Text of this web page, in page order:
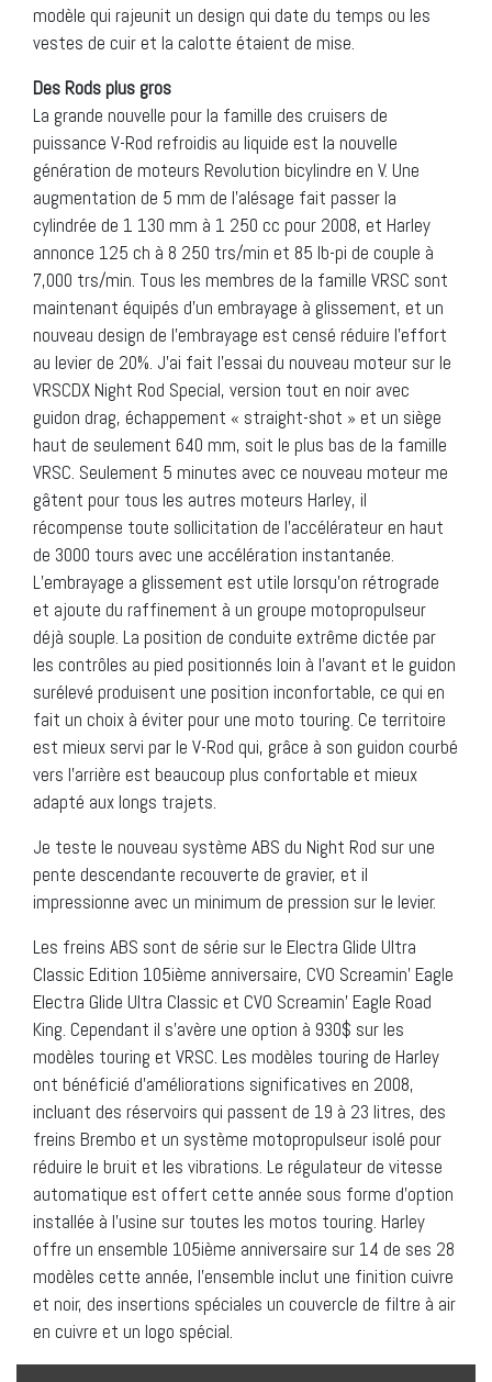
modèle qui rajeunit un design qui date du temps ou les
vestes de cuir et la calotte étaient de mise.
Des Rods plus gros
La grande nouvelle pour la famille des cruisers de
puissance V-Rod refroidis au liquide est la nouvelle
génération de moteurs Revolution bicylindre en V. Une
augmentation de 5 mm de l’alésage fait passer la
cylindrée de 1 130 mm à 1 250 cc pour 2008, et Harley
annonce 125 ch à 8 250 trs/min et 85 lb-pi de couple à
7,000 trs/min. Tous les membres de la famille VRSC sont
maintenant équipés d’un embrayage à glissement, et un
nouveau design de l’embrayage est censé réduire l’effort
au levier de 20%. J’ai fait l’essai du nouveau moteur sur le
VRSCDX Night Rod Special, version tout en noir avec
guidon drag, échappement « straight-shot » et un siège
haut de seulement 640 mm, soit le plus bas de la famille
VRSC. Seulement 5 minutes avec ce nouveau moteur me
gâtent pour tous les autres moteurs Harley, il
récompense toute sollicitation de l’accélérateur en haut
de 3000 tours avec une accélération instantanée.
L’embrayage a glissement est utile lorsqu’on rétrograde
et ajoute du raffinement à un groupe motopropulseur
déjà souple. La position de conduite extrême dictée par
les contrôles au pied positionnés loin à l’avant et le guidon
surélevé produisent une position inconfortable, ce qui en
fait un choix à éviter pour une moto touring. Ce territoire
est mieux servi par le V-Rod qui, grâce à son guidon courbé
vers l’arrière est beaucoup plus confortable et mieux
adapté aux longs trajets.
Je teste le nouveau système ABS du Night Rod sur une
pente descendante recouverte de gravier, et il
impressionne avec un minimum de pression sur le levier.
Les freins ABS sont de série sur le Electra Glide Ultra
Classic Edition 105ième anniversaire, CVO Screamin’ Eagle
Electra Glide Ultra Classic et CVO Screamin’ Eagle Road
King. Cependant il s’avère une option à 930$ sur les
modèles touring et VRSC. Les modèles touring de Harley
ont bénéficié d’améliorations significatives en 2008,
incluant des réservoirs qui passent de 19 à 23 litres, des
freins Brembo et un système motopropulseur isolé pour
réduire le bruit et les vibrations. Le régulateur de vitesse
automatique est offert cette année sous forme d’option
installée à l’usine sur toutes les motos touring. Harley
offre un ensemble 105ième anniversaire sur 14 de ses 28
modèles cette année, l’ensemble inclut une finition cuivre
et noir, des insertions spéciales un couvercle de filtre à air
en cuivre et un logo spécial.